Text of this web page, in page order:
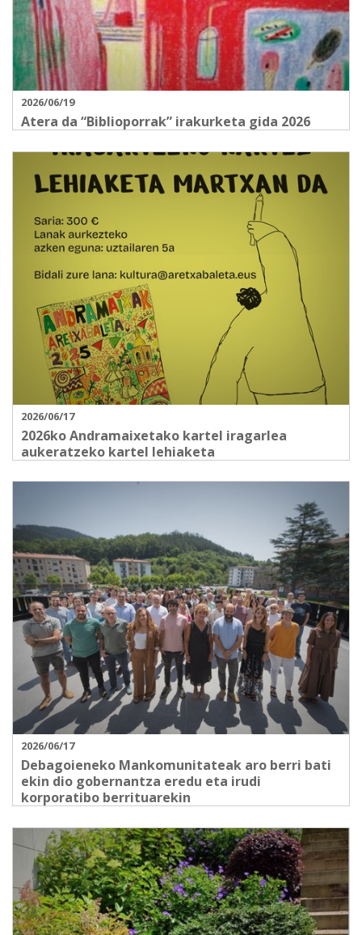
2026/06/19
Atera da “Biblioporrak” irakurketa gida 2026
2026/06/17
2026ko Andramaixetako kartel iragarlea
aukeratzeko kartel lehiaketa
2026/06/17
Debagoieneko Mankomunitateak aro berri bati
ekin dio gobernantza eredu eta irudi
korporatibo berrituarekin